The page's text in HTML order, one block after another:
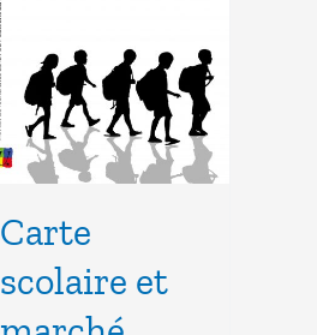
Carte
scolaire et